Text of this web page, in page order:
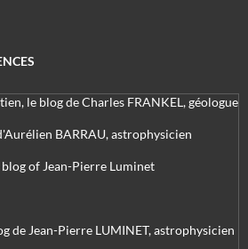
le blog de Charles FRANKEL, géologue
BARRAU, astrophysicien
of Jean-Pierre Luminet
de Jean-Pierre LUMINET, astrophysicien